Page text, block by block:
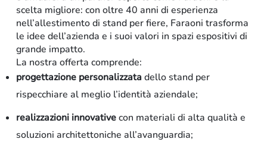
Residenziale
scelta migliore: con oltre 40 anni di esperienza
nell’allestimento di stand per fiere, Faraoni trasforma
le idee dell’azienda e i suoi valori in spazi espositivi di
grande impatto.
La nostra offerta comprende:
progettazione personalizzata dello stand per
rispecchiare al meglio l’identità aziendale;
realizzazioni innovativecon materiali di alta qualità e
soluzioni architettoniche all’avanguardia;